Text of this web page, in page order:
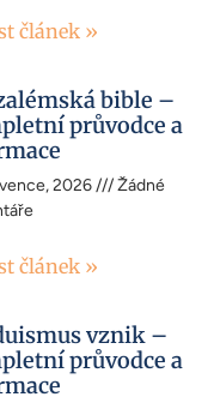
článek »
bible –
průvodce a
2026
Žádné
článek »
vznik –
průvodce a